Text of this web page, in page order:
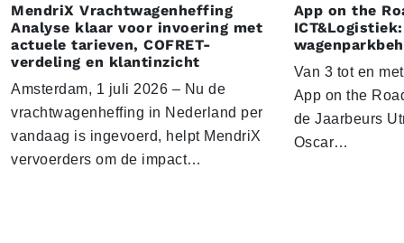
MendriX Vrachtwagenheffing
Analyse klaar voor invoering met
actuele tarieven, COFRET-
verdeling en klantinzicht
Amsterdam, 1 juli 2026 – Nu de
vrachtwagenheffing in Nederland per
vandaag is ingevoerd, helpt MendriX
vervoerders om de impact…
App on the
Van 3 tot en
App on the
de Jaarbeurs
Oscar…